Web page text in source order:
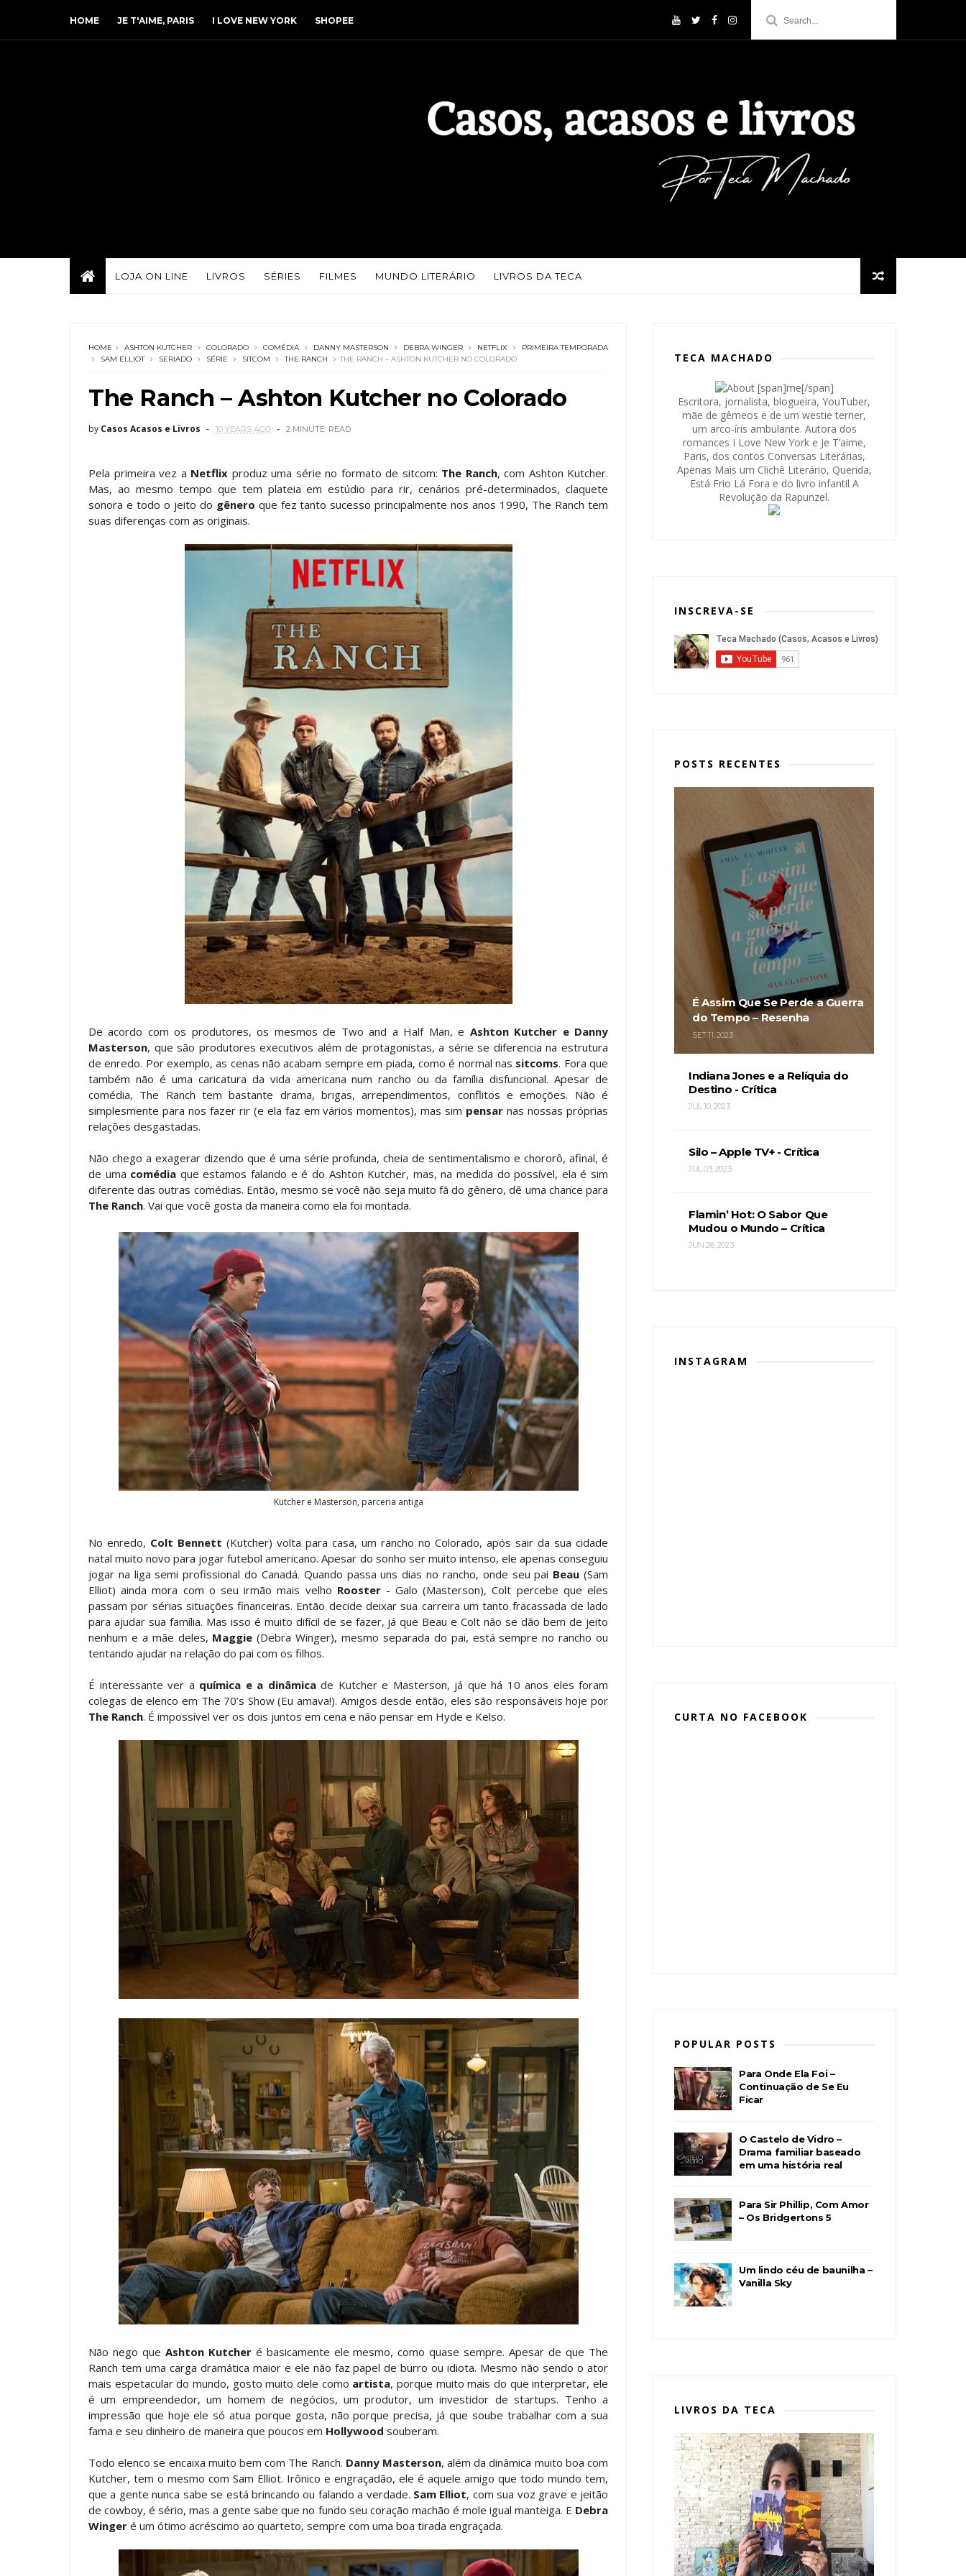
HOME JE T'AIME, PARIS I LOVE NEW YORK SHOPEE
LOJA ON LINE LIVROS SÉRIES FILMES MUNDO LITERÁRIO LIVROS DA TECA
HOME ASHTON KUTCHER COLORADO COMÉDIA DANNY MASTERSON DEBRA WINGER NETFLIX
PRIMEIRA TEMPORADA
SAM ELLIOT
SERIADO SÉRIE SITCOM THE RANCH THE RANCH – ASHTON KUTCHER NO COLORADO
The Ranch – Ashton Kutcher no Colorado
by Casos Acasos e Livros 10 YEARS AGO 2 MINUTE READ
Pela primeira vez a Netflix produz uma série no formato de sitcom: The Ranch, com Ashton Kutcher.
Mas, ao mesmo tempo que tem plateia em estúdio para rir, cenários pré-determinados, claquete
sonora e todo o jeito do gênero que fez tanto sucesso principalmente nos anos 1990, The Ranch tem
suas diferenças com as originais.
De acordo com os produtores, os mesmos de Two and a Half Man, e Ashton Kutcher e Danny
Masterson, que são produtores executivos além de protagonistas, a série se diferencia na estrutura
de enredo. Por exemplo, as cenas não acabam sempre em piada, como é normal nas sitcoms. Fora que
também não é uma caricatura da vida americana num rancho ou da família disfuncional. Apesar de
comédia, The Ranch tem bastante drama, brigas, arrependimentos, conflitos e emoções. Não é
simplesmente para nos fazer rir (e ela faz em vários momentos), mas sim pensar nas nossas próprias
relações desgastadas.
Não chego a exagerar dizendo que é uma série profunda, cheia de sentimentalismo e chororô, afinal, é
de uma comédia que estamos falando e é do Ashton Kutcher, mas, na medida do possível, ela é sim
diferente das outras comédias. Então, mesmo se você não seja muito fã do gênero, dê uma chance para
The Ranch. Vai que você gosta da maneira como ela foi montada.
Kutcher e Masterson, parceria antiga
No enredo, Colt Bennett (Kutcher) volta para casa, um rancho no Colorado, após sair da sua cidade
natal muito novo para jogar futebol americano. Apesar do sonho ser muito intenso, ele apenas conseguiu
jogar na liga semi profissional do Canadá. Quando passa uns dias no rancho, onde seu pai Beau (Sam
Elliot) ainda mora com o seu irmão mais velho Rooster- Galo (Masterson), Colt percebe que eles
passam por sérias situações financeiras. Então decide deixar sua carreira um tanto fracassada de lado
para ajudar sua família. Mas isso é muito difícil de se fazer, já que Beau e Colt não se dão bem de jeito
nenhum e a mãe deles, Maggie (Debra Winger), mesmo separada do pai, está sempre no rancho ou
tentando ajudar na relação do pai com os filhos.
É interessante ver a química e a dinâmicade Kutcher e Masterson, já que há 10 anos eles foram
colegas de elenco em The 70’s Show (Eu amava!). Amigos desde então, eles são responsáveis hoje por
The Ranch. É impossível ver os dois juntos em cena e não pensar em Hyde e Kelso.
Não nego que Ashton Kutcheré basicamente ele mesmo, como quase sempre. Apesar de que The
Ranch tem uma carga dramática maior e ele não faz papel de burro ou idiota. Mesmo não sendo o ator
mais espetacular do mundo, gosto muito dele como artista, porque muito mais do que interpretar, ele
é um empreendedor, um homem de negócios, um produtor, um investidor de startups. Tenho a
impressão que hoje ele só atua porque gosta, não porque precisa, já que soube trabalhar com a sua
fama e seu dinheiro de maneira que poucos em Hollywood souberam.
Todo elenco se encaixa muito bem com The Ranch. Danny Masterson, além da dinâmica muito boa com
Kutcher, tem o mesmo com Sam Elliot. Irônico e engraçadão, ele é aquele amigo que todo mundo tem,
que a gente nunca sabe se está brincando ou falando a verdade. Sam Elliot, com sua voz grave e jeitão
de cowboy, é sério, mas a gente sabe que no fundo seu coração machão é mole igual manteiga. E Debra
Winger é um ótimo acréscimo ao quarteto, sempre com uma boa tirada engraçada.
TECA MACHADO
Escritora, jornalista, blogueira, YouTuber,
mãe de gêmeos e de um westie terrier,
um arco-íris ambulante. Autora dos
romances I Love New York e Je T’aime,
Paris, dos contos Conversas Literárias,
Apenas Mais um Clichê Literário, Querida,
Está Frio Lá Fora e do livro infantil A
Revolução da Rapunzel.
INSCREVA-SE
POSTS RECENTES
É Assim Que Se Perde a Guerra
do Tempo – Resenha
SET 11, 2023
Indiana Jones e a Relíquia do
Destino - Crítica
JUL 10, 2023
Silo – Apple TV+ - Crítica
JUL 03, 2023
Flamin’ Hot: O Sabor Que
Mudou o Mundo – Crítica
JUN 26, 2023
INSTAGRAM
CURTA NO FACEBOOK
POPULAR POSTS
Para Onde Ela Foi –
Continuação de Se Eu
Ficar
O Castelo de Vidro –
Drama familiar baseado
em uma história real
Para Sir Phillip, Com Amor
– Os Bridgertons 5
Um lindo céu de baunilha –
Vanilla Sky
LIVROS DA TECA